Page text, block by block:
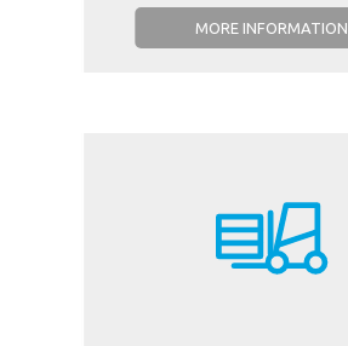
MORE INFORMATION